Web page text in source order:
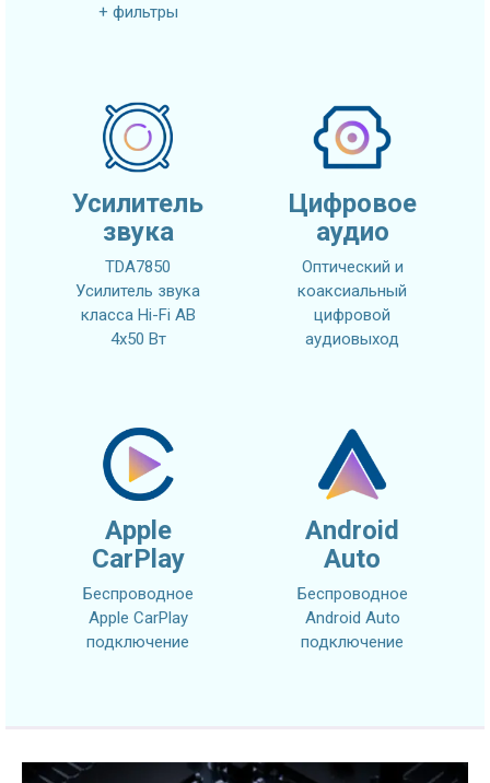
+ фильтры
Усилитель
звука
TDA7850
Усилитель звука
класса Hi-Fi AB
4x50 Вт
Цифровое
аудио
Оптический и
коаксиальный
цифровой
аудиовыход
Apple
CarPlay
Беспроводное
Apple CarPlay
подключение
Android
Auto
Беспроводное
Android Auto
подключение